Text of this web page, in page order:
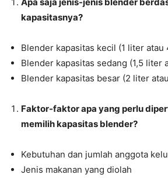
kapasitasnya?
Blender kapasitas kecil (1 liter atau
Blender kapasitas sedang (1,5 liter
Blender kapasitas besar (2 liter
Faktor-faktor apa yang perlu
memilih kapasitas blender?
Kebutuhan dan jumlah anggota
Jenis makanan yang diolah